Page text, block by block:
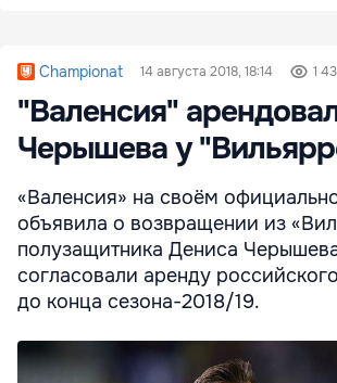
Championat 14 августа 2018, 18:14 1
"Валенсия"
Черышева у
«Валенсия» на своём
объявила о возвращении из
полузащитника Дениса
согласовали аренду
до конца сезона-2018/19.